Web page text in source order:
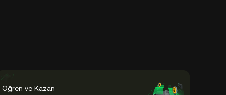
Öğren ve Kazan